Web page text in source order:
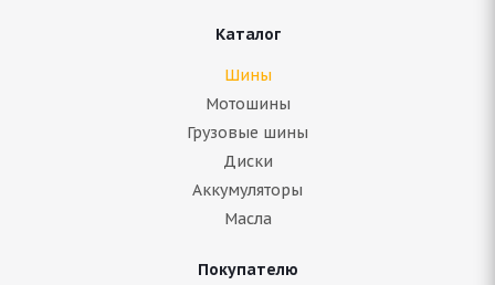
Каталог
Шины
Мотошины
Грузовые шины
Диски
Аккумуляторы
Масла
Покупателю